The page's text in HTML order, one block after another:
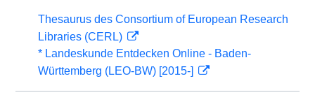
Thesaurus des Consortium of European Research
Libraries (CERL)
* Landeskunde Entdecken Online - Baden-
Württemberg (LEO-BW) [2015-]